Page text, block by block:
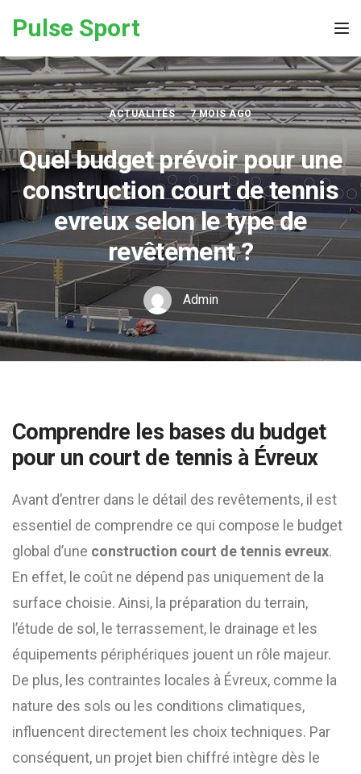
Pulse Sport
ACTUALITÉS 7 MOIS AGO
Quel budget prévoir pour une
construction court de tennis
evreux selon le type de
revêtement ?
Admin
Comprendre les bases du budget
pour un court de tennis à Évreux
Avant d’entrer dans le détail des revêtements, il est
essentiel de comprendre ce qui compose le budget
global d’une construction court de tennis evreux.
En effet, le coût ne dépend pas uniquement de la
surface choisie. Ainsi, la préparation du terrain,
l’étude de sol, le terrassement, le drainage et les
équipements périphériques jouent un rôle majeur.
De plus, les contraintes locales à Évreux, comme la
nature des sols ou les conditions climatiques,
influencent directement les choix techniques. Par
conséquent, un projet bien chiffré intègre dès le